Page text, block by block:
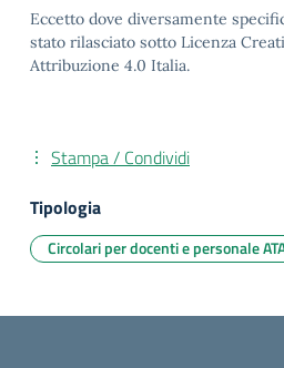
Eccetto dove diversamente
stato rilasciato sotto Licenza
Attribuzione 4.0 Italia.
Stampa / Condividi
Tipologia
Circolari per docenti e personale